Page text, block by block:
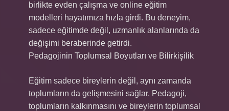
birlikte evden çalışma ve online eğitim
modelleri hayatımıza hızla girdi. Bu deneyim,
sadece eğitimde değil, uzmanlık alanlarında da
değişimi beraberinde getirdi.
Pedagojinin Toplumsal Boyutları ve Bilirkişilik
Eğitim sadece bireylerin değil, aynı zamanda
toplumların da gelişmesini sağlar. Pedagoji,
toplumların kalkınmasını ve bireylerin toplumsal